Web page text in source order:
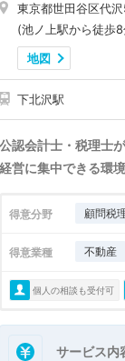
東京都世田谷区代
(池ノ上駅から徒歩
地図
下北沢駅
公認会計士・税理士
経営に集中できる環
得意分野 顧問税
得意業種 不動産
個人の相談も受付可
サービス内